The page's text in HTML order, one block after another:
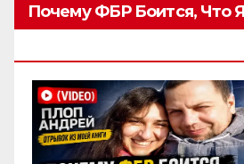
Почему ФБР Боится, Что